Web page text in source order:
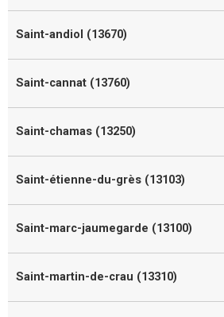
Saint-andiol (13670)
Saint-cannat (13760)
Saint-chamas (13250)
Saint-étienne-du-grès (13103)
Saint-marc-jaumegarde (13100)
Saint-martin-de-crau (13310)